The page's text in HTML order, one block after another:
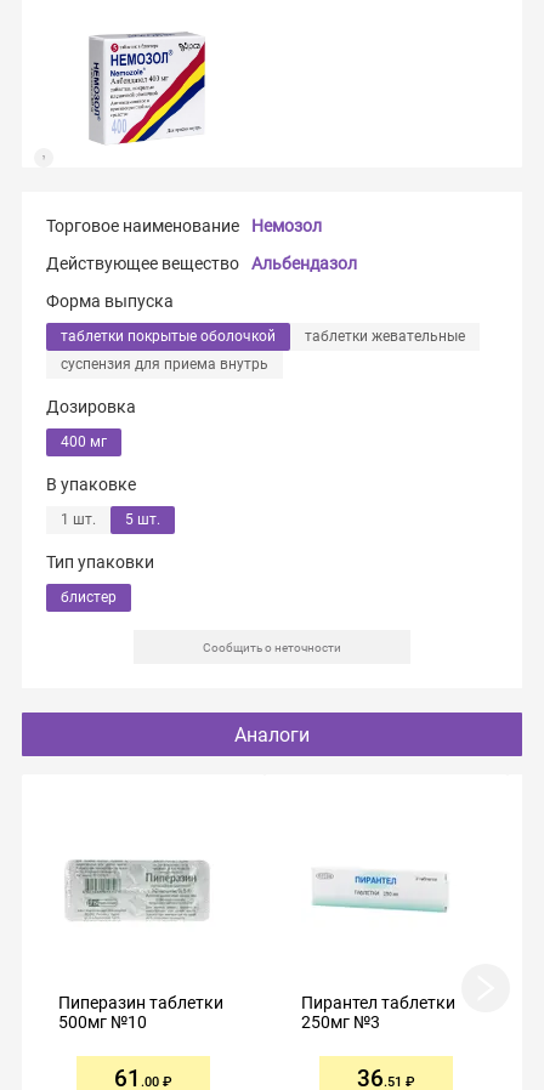
Торговое наименование
Немозол
Действующее вещество
Альбендазол
Форма выпуска
таблетки покрытые оболочкой
таблетки жевательные
суспензия для приема внутрь
Дозировка
400 мг
В упаковке
1 шт. 5 шт.
Тип упаковки
блистер
Сообщить о неточности
Аналоги
Пиперазин таблетки
500мг №10
61 .00
Пирантел таблетки
250мг №3
36.51